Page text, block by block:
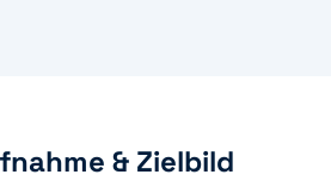
& Zielbild